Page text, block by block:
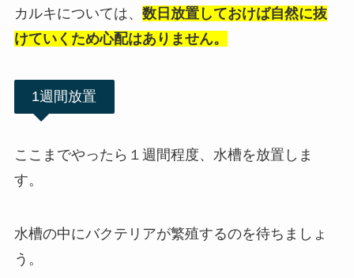
カルキについては、 数日放置しておけば自然に抜
けていくため心配はありません。
1週間放置
ここまでやったら１週間程度、水槽を放置しま
す。
水槽の中にバクテリアが繁殖するのを待ちましょ
う。